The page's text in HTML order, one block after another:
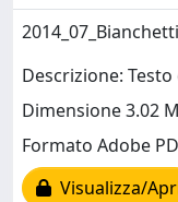
Descrizione:
Dimensione 3.02
Formato Adobe
Visualizza/